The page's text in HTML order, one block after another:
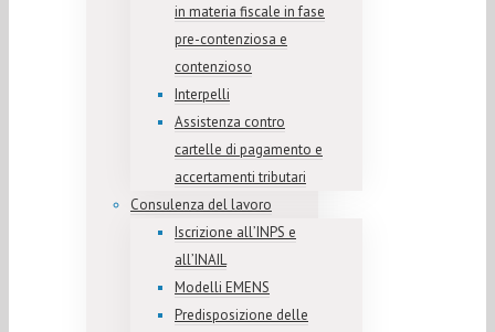
in materia fiscale in fase
pre-contenziosa e
contenzioso
Interpelli
Assistenza contro
cartelle di pagamento e
accertamenti tributari
Consulenza del lavoro
Iscrizione all’INPS e
all’INAIL
Modelli EMENS
Predisposizione delle